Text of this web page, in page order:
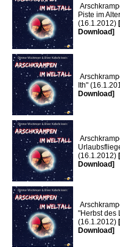
Piste im
(16.1.2012)
Download]
Ith"
Download]
(16.1.2012)
Download]
"Herbst des
(16.1.2012)
Download]